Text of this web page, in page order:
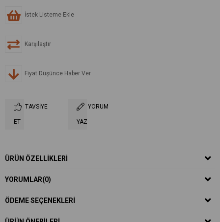
İstek Listeme Ekle
Karşılaştır
Fiyat Düşünce Haber Ver
TAVSIYE
ET
YORUM
YAZ
ÜRÜN ÖZELLIKLERI
YORUMLAR(0)
ÖDEME SEÇENEKLERI